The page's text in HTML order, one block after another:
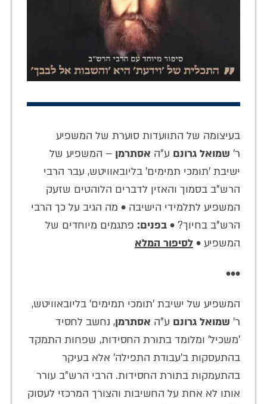
בעיצומה של התוועדות סוערת של המשפיע
ר' שמואל גרונם ע"ה אסתרמן – המשפיע של
ישיבת 'תומכי תמימים' בליובאוויטש, עבר הרבי
הרש"ב בסמוך והאזין לדברים הלוהטים שזעק
המשפיע לתלמידי הישיבה • מה הגיב על כך הרבי
הרש"ב בחיוך? • בפנים: פתגמים מיוחדים של
המשפיע • לסיפור המלא
•••
המשפיע של ישיבת 'תומכי תמימים' בליובאוויטש,
ר' שמואל גרונם ע"ה אסתרמן, נחשב לחסיד
'משכיל' ומלומד בתורת החסידות, שפחות התמקד
בהתעסקות ב'עבודת התפילה' אלא בעיקר
בהתעמקות בתורת החסידות. הרבי הרש"ב עורר
אותו לא אחת על החשיבות והצורך המרכזי לעסוק